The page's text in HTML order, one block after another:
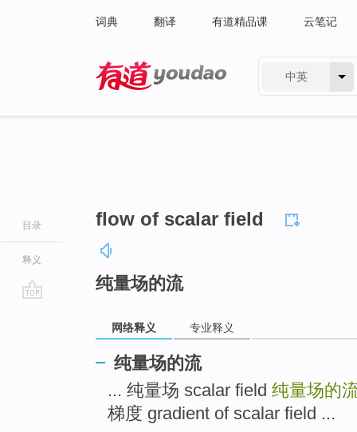
词典 翻译 有道精品课 云笔记
中英
目录
释义
flow of scalar field
纯量场的流
网络释义 专业释义
纯量场的流
... 纯量场 scalar field 纯量场的
梯度 gradient of scalar field ...